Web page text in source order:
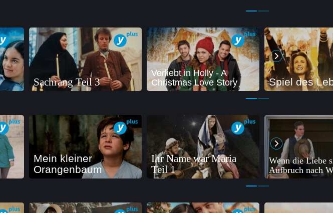
Sachrang Teil 3
Verliebt in Holly - A
Christmas Love Story
Spiel des
Mein kleiner
Orangenbaum
Ihr Name war Maria
Teil 1
Wenn die Liebe
Aufbruch nach